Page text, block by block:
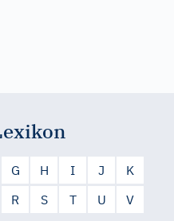
G H I J
K
R S T U
V